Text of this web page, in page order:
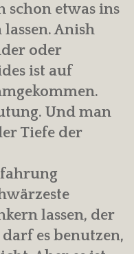
schon etwas ins
Anish
oder
ist auf
Und man
Tiefe der
lassen, der
es benutzen,